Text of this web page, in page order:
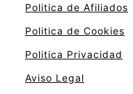
Politica de Afiliados
Politica de Cookies
Politica Privacidad
Aviso Legal